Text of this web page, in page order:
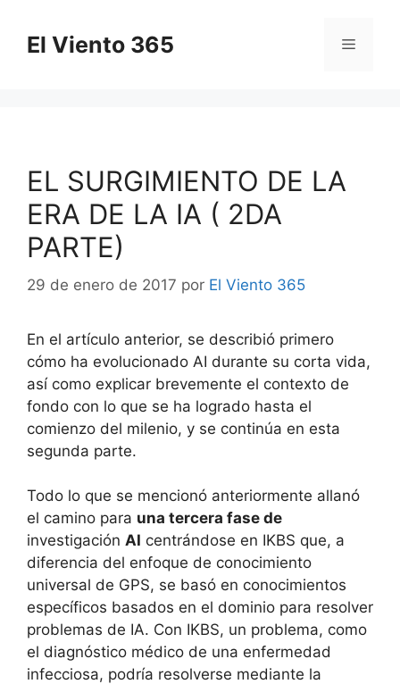
contenido
El Viento 365 Menú
EL SURGIMIENTO DE LA
ERA DE LA IA ( 2DA
PARTE)
29 de enero de 2017 por El Viento 365
En el artículo anterior, se describió primero
cómo ha evolucionado AI durante su corta vida,
así como explicar brevemente el contexto de
fondo con lo que se ha logrado hasta el
comienzo del milenio, y se continúa en esta
segunda parte.
Todo lo que se mencionó anteriormente allanó
el camino para una tercera fase de
investigación AI centrándose en IKBS que, a
diferencia del enfoque de conocimiento
universal de GPS, se basó en conocimientos
específicos basados ​​en el dominio para resolver
problemas de IA. Con IKBS, un problema, como
el diagnóstico médico de una enfermedad
infecciosa, podría resolverse mediante la